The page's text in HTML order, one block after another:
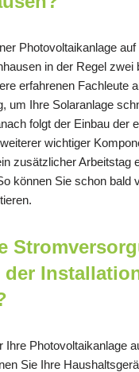
Photovoltaikanlage
in der Regel zwei
erfahrenen Fachleute
um Ihre Solaranlage
folgt der Einbau der
wichtiger
zusätzlicher Arbeitstag
können Sie schon bald
der
Ihre Photovoltaikanlage
Sie Ihre